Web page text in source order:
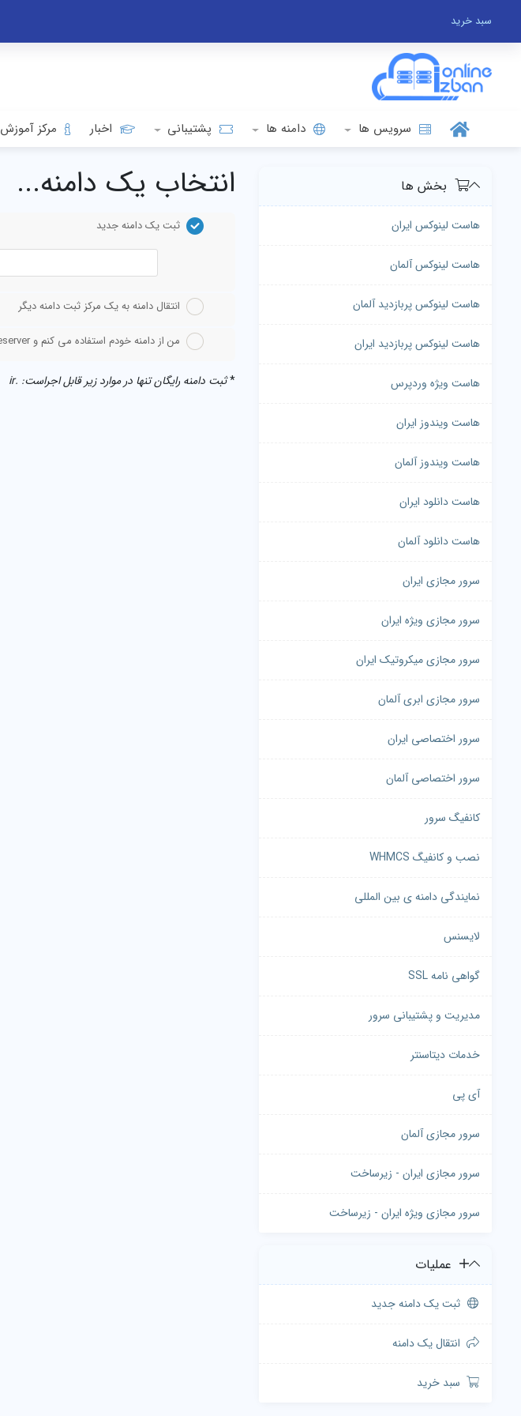
سبد خرید
سرویس ها دامنه ها پشتیبانی اخبار مرکز آموزش
بخش ها
هاست لینوکس ایران
هاست لینوکس آلمان
هاست لینوکس پربازدید آلمان
هاست لینوکس پربازدید ایران
هاست ویژه وردپرس
هاست ویندوز ایران
هاست ویندوز آلمان
هاست دانلود ایران
هاست دانلود آلمان
سرور مجازی ایران
سرور مجازی ویژه ایران
سرور مجازی میکروتیک ایران
سرور مجازی ابری آلمان
سرور اختصاصی ایران
سرور اختصاصی آلمان
کانفیگ سرور
نصب و کانفیگ WHMCS
نمایندگی دامنه ی بین المللی
لایسنس
گواهی نامه SSL
مدیریت و پشتیبانی سرور
خدمات دیتاسنتر
آی پی
سرور مجازی آلمان
سرور مجازی ایران - زیرساخت
سرور مجازی ویژه ایران - زیرساخت
عملیات
ثبت یک دامنه جدید
انتقال یک دامنه
سبد خرید
انتخاب یک دامنه...
ثبت یک دامنه جدید
انتقال دامنه به یک مرکز ثبت دامنه دیگر
من از دامنه خودم استفاده می کنم و Nameserver آن را تنظیم خواهم کرد.
*ثبت دامنه رایگان تنها در موارد زیر قابل اجراست: .ir